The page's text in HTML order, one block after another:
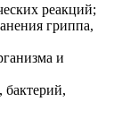
реакций;
гриппа,
и
бактерий,